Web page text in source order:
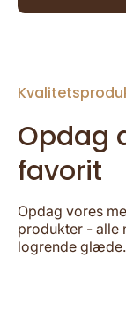
Opdag
favorit
Opdag vores
produkter - alle
logrende glæde.